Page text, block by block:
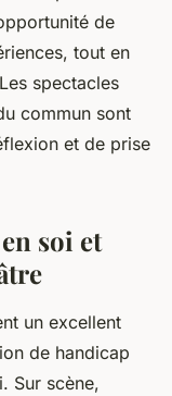
de
tout en
spectacles
commun sont
et de prise
soi et
un excellent
de handicap
Sur scène,